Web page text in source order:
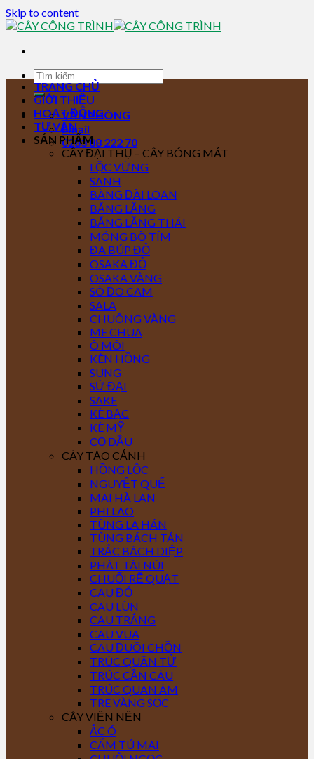
Skip to content
VĂN PHÒNG
Email
0283 88 222 70
TRANG CHỦ
GIỚI THIỆU
HOẠT ĐỘNG
TƯ VẤN
SẢN PHẨM
CÂY ĐẠI THỤ – CÂY BÓNG MÁT
LỘC VỪNG
SANH
BÀNG ĐÀI LOAN
BẰNG LĂNG
BẰNG LĂNG THÁI
MÓNG BÒ TÍM
ĐA BÚP ĐỎ
OSAKA ĐỎ
OSAKA VÀNG
SÒ ĐO CAM
SALA
CHUÔNG VÀNG
ME CHUA
Ô MÔI
KÈN HỒNG
SUNG
SỨ ĐẠI
SAKE
KÈ BẠC
KÈ MỸ
CỌ DẦU
CÂY TẠO CẢNH
HỒNG LỘC
NGUYỆT QUẾ
MAI HÀ LAN
PHI LAO
TÙNG LA HÁN
TÙNG BÁCH TÁN
TRẮC BÁCH DIỆP
PHÁT TÀI NÚI
CHUỐI RẼ QUẠT
CAU ĐỎ
CAU LÙN
CAU TRẮNG
CAU VUA
CAU ĐUÔI CHỒN
TRÚC QUÂN TỬ
TRÚC CẦN CÂU
TRÚC QUAN ÂM
TRE VÀNG SỌC
CÂY VIỀN NỀN
ẮC Ó
CẨM TÚ MAI